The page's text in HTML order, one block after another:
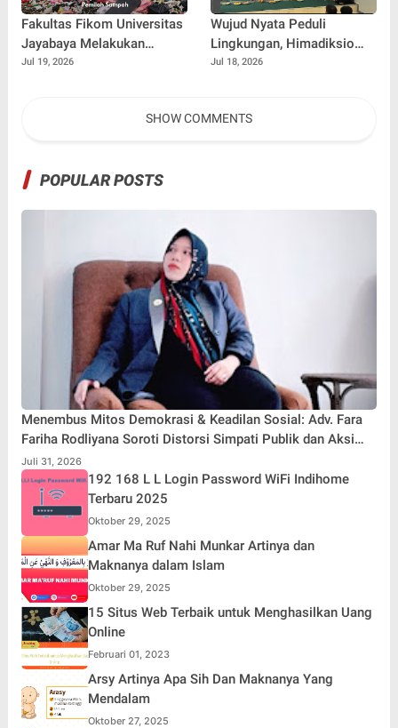
Fakultas Fikom Universitas
Jayabaya Melakukan
Pengabdian Masyarakat
Jul 19, 2026
Wujud Nyata Peduli
Lingkungan, Himadiksio
Untirta Gelar Dialog
Jul 18, 2026
SHOW COMMENTS
POPULAR POSTS
Menembus Mitos Demokrasi & Keadilan Sosial: Adv. Fara
Fariha Rodliyana Soroti Distorsi Simpati Publik dan Aksi
Main Hakim Sendiri
Juli 31, 2026
192 168 L L Login Password WiFi Indihome
Terbaru 2025
Oktober 29, 2025
Amar Ma Ruf Nahi Munkar Artinya dan
Maknanya dalam Islam
Oktober 29, 2025
15 Situs Web Terbaik untuk Menghasilkan Uang
Online
Februari 01, 2023
Arsy Artinya Apa Sih Dan Maknanya Yang
Mendalam
Oktober 27, 2025